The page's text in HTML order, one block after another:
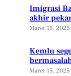
Imigrasi
akhir
Maret 15, 2025
Kemlu
Maret 15, 2025